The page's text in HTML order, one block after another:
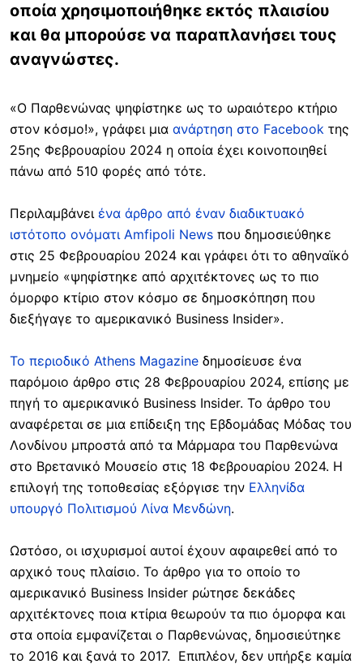
οποία χρησιμοποιήθηκε εκτός πλαισίου
και θα μπορούσε να παραπλανήσει τους
αναγνώστες.
«O Παρθενώνας ψηφίστηκε ως το ωραιότερο κτήριο
στον κόσμο!», γράφει μια ανάρτηση στο Facebook της
25ης Φεβρουαρίου 2024 η οποία έχει κοινοποιηθεί
πάνω από 510 φορές από τότε.
Περιλαμβάνει ένα άρθρο από έναν διαδικτυακό
ιστότοπο ονόματι Amfipoli News που δημοσιεύθηκε
στις 25 Φεβρουαρίου 2024 και γράφει ότι το αθηναϊκό
μνημείο «ψηφίστηκε από αρχιτέκτονες ως το πιο
όμορφο κτίριο στον κόσμο σε δημοσκόπηση που
διεξήγαγε το αμερικανικό Business Insider».
Το περιοδικό Athens Magazine δημοσίευσε ένα
παρόμοιο άρθρο στις 28 Φεβρουαρίου 2024, επίσης με
πηγή το αμερικανικό Business Insider. Το άρθρο του
αναφέρεται σε μια επίδειξη της Εβδομάδας Μόδας του
Λονδίνου μπροστά από τα Μάρμαρα του Παρθενώνα
στο Βρετανικό Μουσείο στις 18 Φεβρουαρίου 2024. Η
επιλογή της τοποθεσίας εξόργισε την Ελληνίδα
υπουργό Πολιτισμού Λίνα Μενδώνη.
Ωστόσο, οι ισχυρισμοί αυτοί έχουν αφαιρεθεί από το
αρχικό τους πλαίσιο. Το άρθρο για το οποίο το
αμερικανικό Business Insider ρώτησε δεκάδες
αρχιτέκτονες ποια κτίρια θεωρούν τα πιο όμορφα και
στα οποία εμφανίζεται ο Παρθενώνας, δημοσιεύτηκε
το 2016 και ξανά το 2017. Επιπλέον, δεν υπήρξε καμία